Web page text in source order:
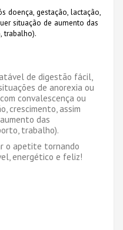
doença, gestação, lactação,
situação de aumento das
trabalho).
de digestão fácil,
de anorexia ou
convalescença ou
crescimento, assim
das
trabalho).
o apetite tornando
energético e feliz!